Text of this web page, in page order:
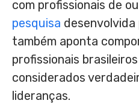
com profissionais de
pesquisa desenvolvida
também aponta
profissionais
considerados
lideranças.